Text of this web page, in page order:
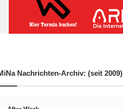
Nachrichten-Archiv: (seit 2009)